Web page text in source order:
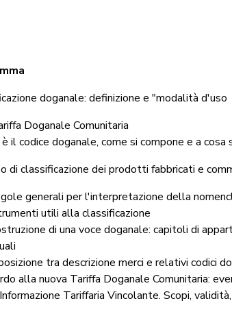
doganale: definizione e "modalità d'uso
Doganale Comunitaria
è il codice doganale, come si compone e a cosa
di classificazione dei prodotti fabbricati e
generali per l'interpretazione della
utili alla classificazione
di una voce doganale: capitoli di
tra descrizione merci e relativi codici
alla nuova Tariffa Doganale Comunitaria:
Tariffaria Vincolante. Scopi,